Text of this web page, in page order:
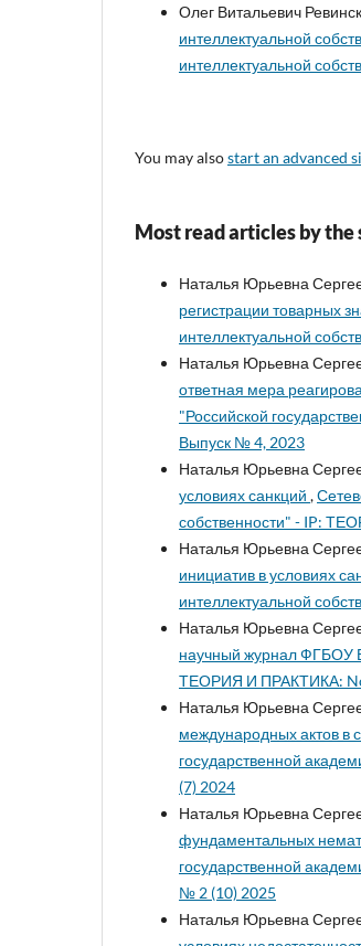
Олег Витальевич
интеллектуальной
интеллектуальной
You may alsostart an advanced
Most read articles by the
Наталья Юрьевна
регистрации товарных
интеллектуальной
Наталья Юрьевна
ответная мера
"Российской
Выпуск № 4, 2023
Наталья Юрьевна
условиях санкций ,
собственности" - IP:
Наталья Юрьевна
инициатив в условиях
интеллектуальной
Наталья Юрьевна
научный журнал ФГБОУ
ТЕОРИЯ И ПРАКТИКА:
Наталья Юрьевна
международных актов в
государственной
(7) 2024
Наталья Юрьевна
фундаментальных
государственной
№ 2 (10) 2025
Наталья Юрьевна